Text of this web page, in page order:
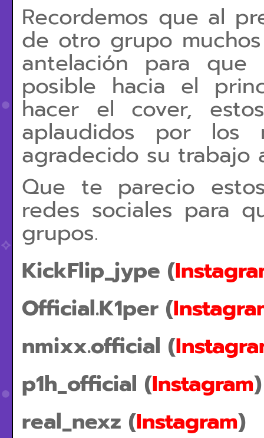
Recordemos que al
de otro grupo
antelación para
posible hacia el
hacer el cover,
aplaudidos por los
agradecido su trabajo
Que te parecio
redes sociales para
grupos.
KickFlip_jype (
Official.K1per (
nmixx.official (
p1h_official (Instagram)
real_nexz (Instagram)